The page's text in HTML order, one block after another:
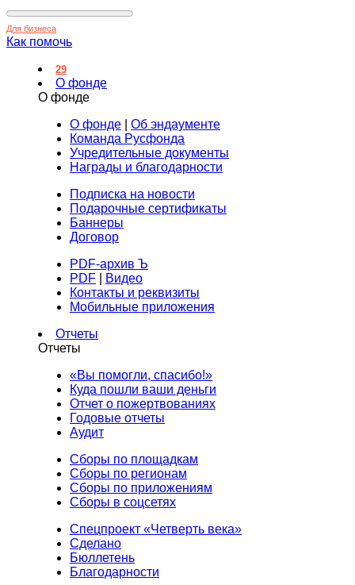
Для бизнеса
Как помочь
29
О фонде
О фонде
О фонде
Об эндаументе
Команда Русфонда
Учредительные документы
Награды и благодарности
Подписка на новости
Подарочные сертификаты
Баннеры
Договор
PDF-архив Ъ
PDF
Видео
Контакты и реквизиты
Мобильные приложения
Отчеты
Отчеты
«Вы помогли, спасибо!»
Куда пошли ваши деньги
Отчет о пожертвованиях
Годовые отчеты
Аудит
Сборы по площадкам
Сборы по регионам
Сборы по приложениям
Сборы в соцсетях
Спецпроект «Четверть века»
Сделано
Бюллетень
Благодарности